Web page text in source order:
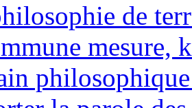
de
mesure,